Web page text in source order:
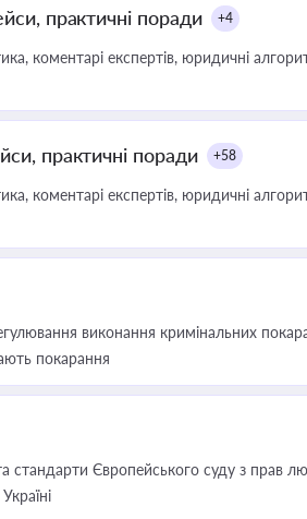
практичні поради +4
коментарі експертів, юридичні
практичні поради +58
коментарі експертів, юридичні
виконання кримінальних
покарання
стандарти Європейського суду з прав